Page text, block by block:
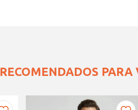
RECOMENDADOS PARA